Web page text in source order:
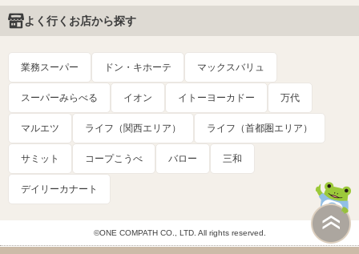
よく行くお店から探す
業務スーパー ドン・キホーテ マックスバリュ
スーパーみらべる イオン イトーヨーカドー 万代
マルエツ ライフ（関西エリア） ライフ（首都圏エリア）
サミット コープこうべ バロー 三和
デイリーカナート
©ONE COMPATH CO., LTD. All rights reserved.